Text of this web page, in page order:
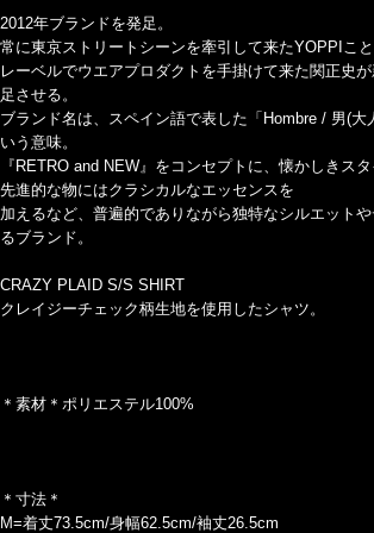
2012年ブランドを発足。
常に東京ストリートシーンを牽引して来たYOPPIこ
レーベルでウエアプロダクトを手掛けて来た関正史
足させる。
ブランド名は、スペイン語で表した「Hombre / 男(大
いう意味。
『RETRO and NEW』をコンセプトに、懐かしきス
先進的な物にはクラシカルなエッセンスを
加えるなど、普遍的でありながら独特なシルエット
るブランド。
CRAZY PLAID S/S SHIRT
クレイジーチェック柄生地を使用したシャツ。
＊素材＊ポリエステル100%
＊寸法＊
M=着丈73.5cm/身幅62.5cm/袖丈26.5cm